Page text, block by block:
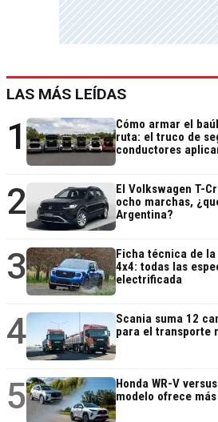
LAS MÁS LEÍDAS
1
Cómo armar el
ruta: el truco de
conductores
2
El Volkswagen T-
ocho marchas,
Argentina?
3
Ficha técnica de
4x4: todas las
electrificada
4
Scania suma 12
para el transporte
5
Honda WR-V
modelo ofrece